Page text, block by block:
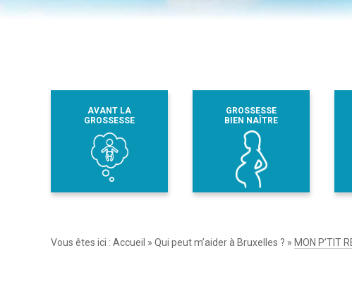
AVANT LA
GROSSESSE
GROSSESSE
BIEN NAÎTRE
Vous êtes ici : Accueil » Qui peut m’aider à Bruxelles ? » MON P’TIT